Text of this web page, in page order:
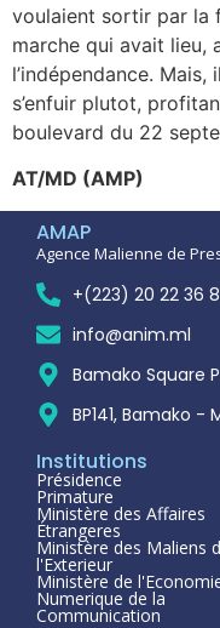
voulaient sortir par la
marche qui avait lieu,
l’indépendance.
s’enfuir plutot,
boulevard du 22
AT/MD (AMP)
AMAP
Agence Malienne de
+(223) 20 22 36
info@anim.ml
Bamako Square
BP141, Bamako -
Institutions
Présidence
Primature
Ministère des Affaires
Étrangeres
Ministère des Maliens
l'Exterieur
Ministère de
Numerique de la
Communication